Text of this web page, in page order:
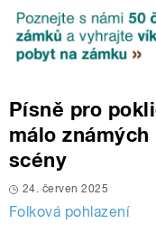
Písně pro
málo
scény
24. červen 2025
Folková pohlazení